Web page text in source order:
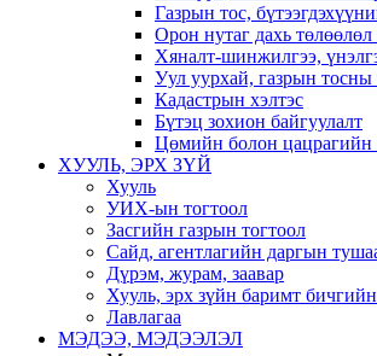
Газрын тос,
Орон нутаг дахь төлөөлөл
Хяналт-шинжилгээ,
Уул уурхай, газрын тосны
Кадастрын хэлтэс
Бүтэц зохион байгуулалт
Цөмийн болон цацрагийн
ХУУЛЬ, ЭРХ ЗҮЙ
Хууль
УИХ-ын тогтоол
Засгийн газрын тогтоол
Сайд, агентлагийн даргын
Дүрэм, журам, заавар
Хууль, эрх зүйн баримт
Лавлагаа
МЭДЭЭ, МЭДЭЭЛЭЛ